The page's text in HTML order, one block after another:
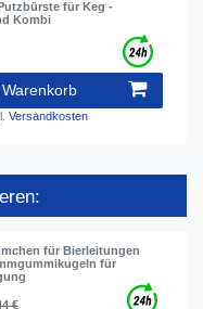
für Keg -
Kombi
Versandkosten
für Bierleitungen
für
€